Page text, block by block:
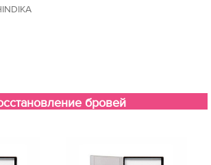
бровей